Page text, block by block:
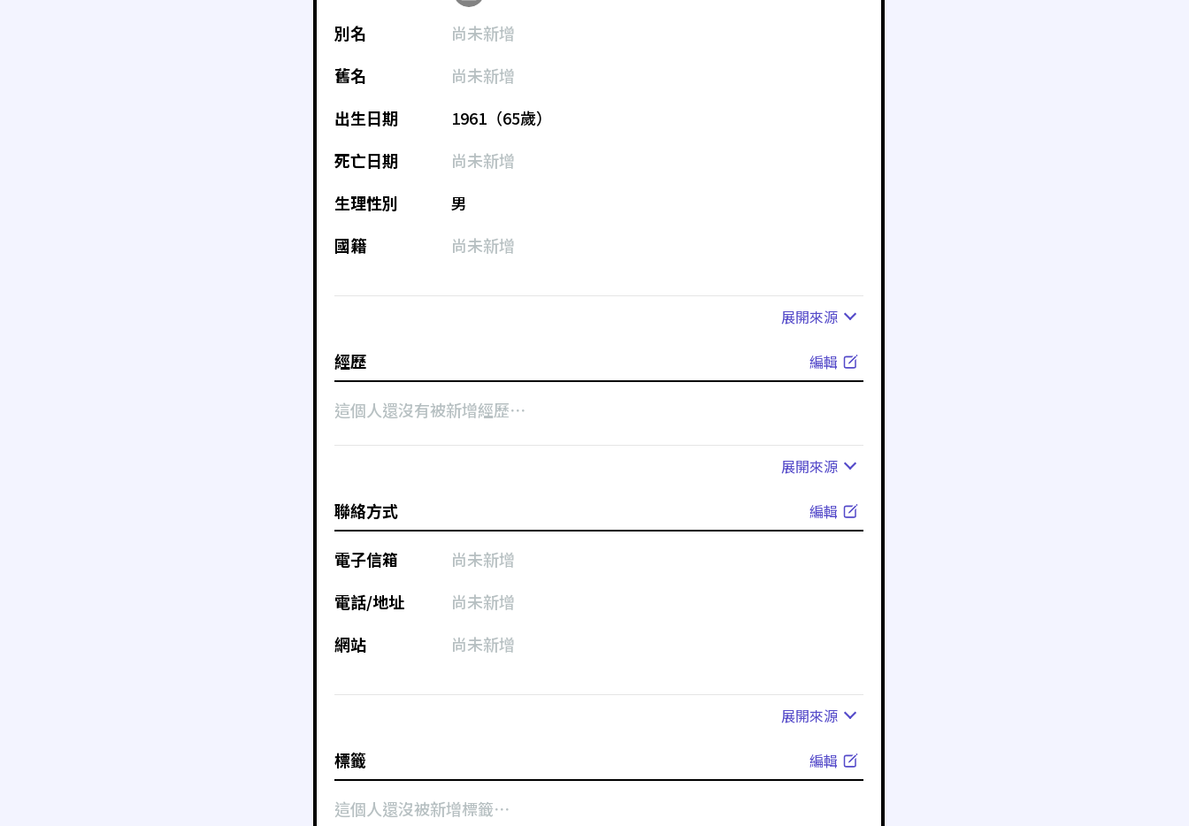
別名
尚未新增
舊名
尚未新增
出生日期
1961（65歲）
死亡日期
尚未新增
生理性別
男
國籍
尚未新增
展開來源
經歷 編輯
這個人還沒有被新增經歷⋯
展開來源
聯絡方式 編輯
電子信箱
尚未新增
電話/地址
尚未新增
網站
尚未新增
展開來源
標籤 編輯
這個人還沒被新增標籤⋯